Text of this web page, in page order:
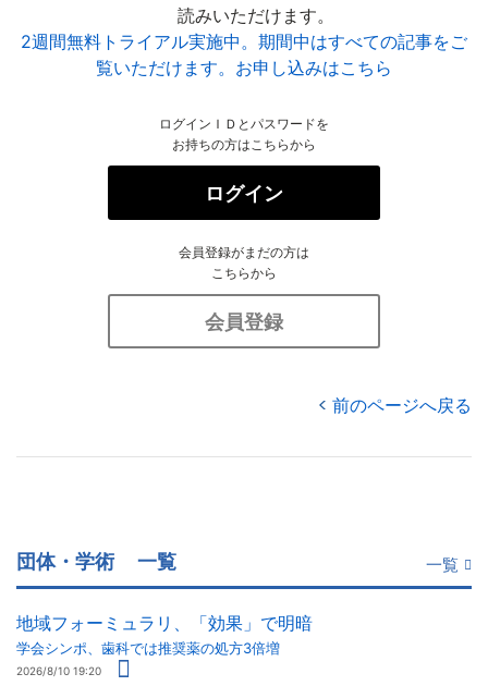
読みいただけます。
2週間無料トライアル実施中。期間中はすべての記事をご
覧いただけます。お申し込みはこちら
ログインＩＤとパスワードを
お持ちの方はこちらから
ログイン
会員登録がまだの方は
こちらから
会員登録
前のページへ戻る
団体・学術 一覧 一覧
地域フォーミュラリ、「効果」で明暗
学会シンポ、歯科では推奨薬の処方3倍増
2026/8/10 19:20